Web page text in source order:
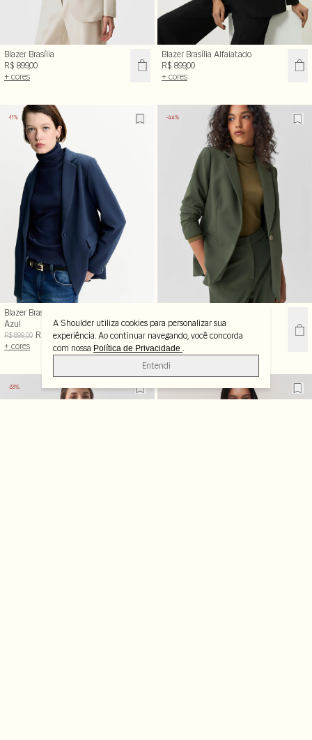
Blazer Brasília
R$ 899,00
+ cores
Blazer Brasília Alfaiatado
R$ 899,00
+ cores
-11%
Blazer Brasília Alfaiatado
Azul
R$ 899,00 R$ 799,99
+ cores
-44%
Verde
R$ 899,00
R$ 499,99
+ cores
-33%
A Shoulder utiliza cookies para personalizar sua
experiência. Ao continuar navegando, você concorda
com nossa Política de Privacidade .
Entendi